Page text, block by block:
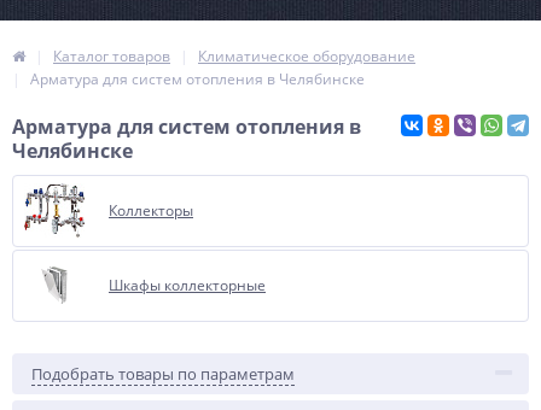
Каталог товаров
Климатическое оборудование
Арматура для систем отопления в Челябинске
Арматура для систем отопления в
Челябинске
Коллекторы
Шкафы коллекторные
Подобрать товары по параметрам